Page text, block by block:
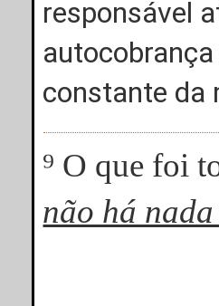
responsável
constante da
⁹ O que foi
não há